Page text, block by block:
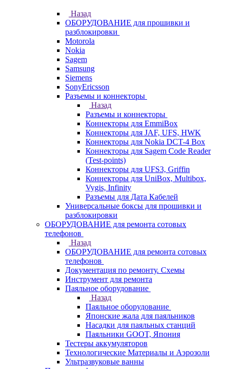
Назад
ОБОРУДОВАНИЕ для прошивки и
разблокировки
Motorola
Nokia
Sagem
Samsung
Siemens
SonyEricsson
Разъемы и коннекторы
Назад
Разъемы и коннекторы
Коннекторы для EmmiBox
Коннекторы для JAF, UFS, HWK
Коннекторы для Nokia DCT-4 Box
Коннекторы для Sagem Code Reader
(Test-points)
Коннекторы для UFS3, Griffin
Коннекторы для UniBox, Multibox,
Vygis, Infinity
Разъемы для Дата Кабелей
Универсальные боксы для прошивки и
разблокировки
ОБОРУДОВАНИЕ для ремонта сотовых
телефонов
Назад
ОБОРУДОВАНИЕ для ремонта сотовых
телефонов
Документация по ремонту. Схемы
Инструмент для ремонта
Паяльное оборудование
Назад
Паяльное оборудование
Японские жала для паяльников
Насадки для паяльных станций
Паяльники GOOT, Япония
Тестеры аккумуляторов
Технологические Материалы и Аэрозоли
Ультразвуковые ванны